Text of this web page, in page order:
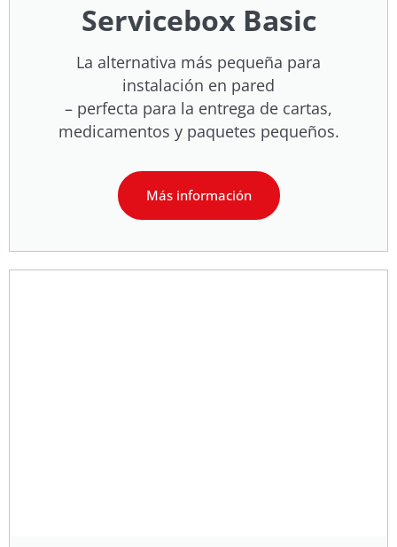
Servicebox Basic
La alternativa más pequeña para
instalación en pared
– perfecta para la entrega de cartas,
medicamentos y paquetes pequeños.
Más información